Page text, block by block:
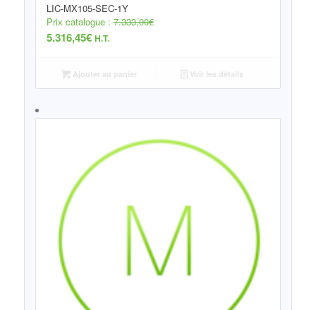
LIC-MX105-SEC-1Y
Prix catalogue :7.333,00€
5.316,45€ H.T.
Ajouter au panier Voir les détails